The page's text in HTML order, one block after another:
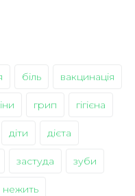
біль вакцинація
грип гігієна
діти дієта
застуда зуби
нежить